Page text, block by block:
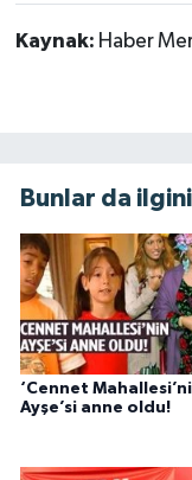
Kaynak: Haber
Bunlar da
‘Cennet
Ayşe’si anne oldu!